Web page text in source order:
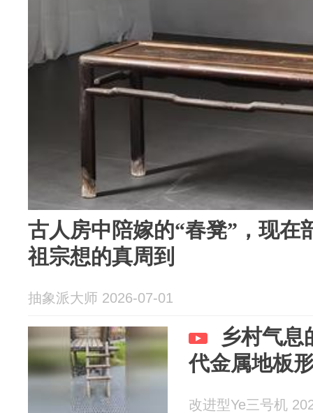
古人房中陪嫁的“春凳”，现在
祖宗想的真周到
抽象派大师 2026-07-01
乡村气息
代金属地板
改进型Ye三号机